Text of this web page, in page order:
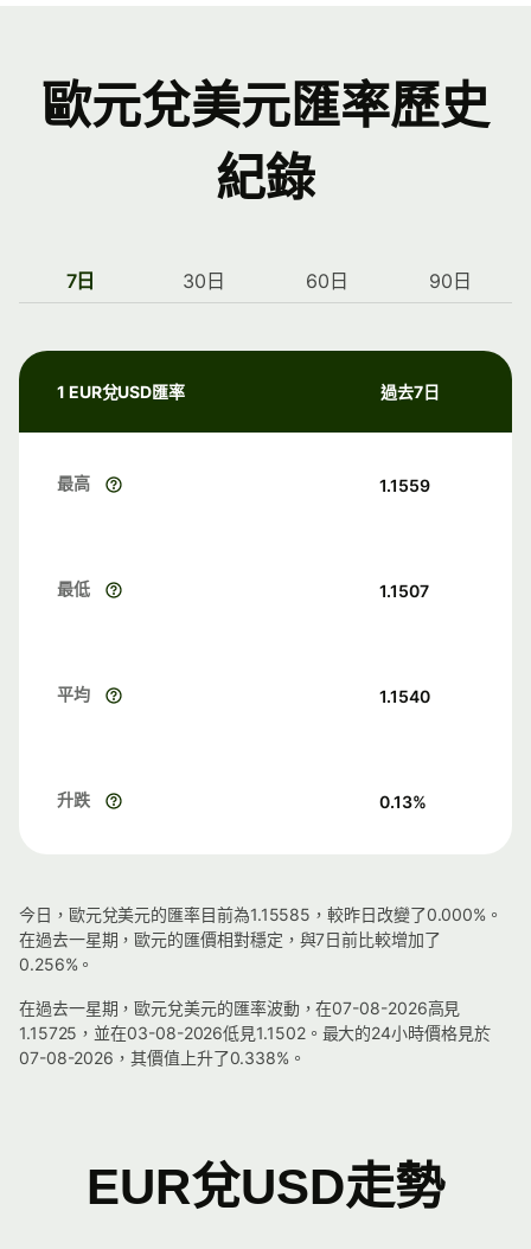
歐元兌美元匯率歷史
紀錄
7日 30日 60日 90日
1 EUR兌USD匯率 過去7日
最高 1.1559
最低 1.1507
平均 1.1540
升跌 0.13%
今日，歐元兌美元的匯率目前為1.15585，較昨日改變了0.000%。
在過去一星期，歐元的匯價相對穩定，與7日前比較增加了
0.256%。
在過去一星期，歐元兌美元的匯率波動，在07-08-2026高見
1.15725，並在03-08-2026低見1.1502。最大的24小時價格見於
07-08-2026，其價值上升了0.338%。
EUR兌USD走勢